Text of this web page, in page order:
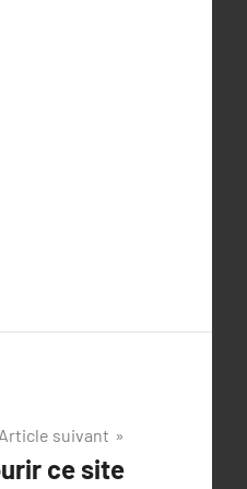
Article suivant
ce site